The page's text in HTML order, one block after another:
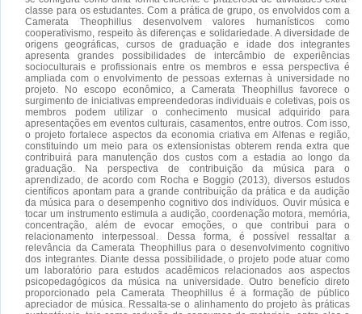
classe para os estudantes. Com a prática de grupo, os envolvidos com a
Camerata Theophillus desenvolvem valores humanísticos como
cooperativismo, respeito às diferenças e solidariedade. A diversidade de
origens geográficas, cursos de graduação e idade dos integrantes
apresenta grandes possibilidades de intercâmbio de experiências
socioculturais e profissionais entre os membros e essa perspectiva é
ampliada com o envolvimento de pessoas externas à universidade no
projeto. No escopo econômico, a Camerata Theophillus favorece o
surgimento de iniciativas empreendedoras individuais e coletivas, pois os
membros podem utilizar o conhecimento musical adquirido para
apresentações em eventos culturais, casamentos, entre outros. Com isso,
o projeto fortalece aspectos da economia criativa em Alfenas e região,
constituindo um meio para os extensionistas obterem renda extra que
contribuirá para manutenção dos custos com a estadia ao longo da
graduação. Na perspectiva de contribuição da música para o
aprendizado, de acordo com Rocha e Boggio (2013), diversos estudos
científicos apontam para a grande contribuição da prática e da audição
da música para o desempenho cognitivo dos indivíduos. Ouvir música e
tocar um instrumento estimula a audição, coordenação motora, memória,
concentração, além de evocar emoções, o que contribui para o
relacionamento interpessoal. Dessa forma, é possível ressaltar a
relevância da Camerata Theophillus para o desenvolvimento cognitivo
dos integrantes. Diante dessa possibilidade, o projeto pode atuar como
um laboratório para estudos acadêmicos relacionados aos aspectos
psicopedagógicos da música na universidade. Outro benefício direto
proporcionado pela Camerata Theophillus é a formação de público
apreciador de música. Ressalta-se o alinhamento do projeto às práticas